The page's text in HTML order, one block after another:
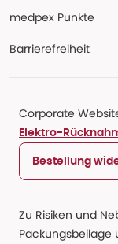
medpex Punkte
Barrierefreiheit
Corporate
Elektro-
Bestellung
Zu Risiken und
Packungsbeilage